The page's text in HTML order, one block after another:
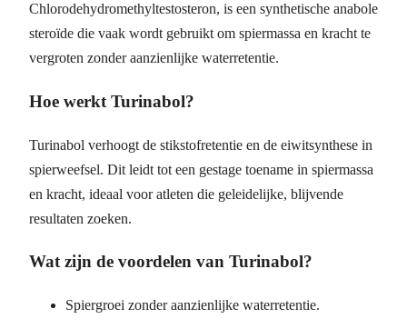
Chlorodehydromethyltestosteron, is een synthetische anabole
steroïde die vaak wordt gebruikt om spiermassa en kracht te
vergroten zonder aanzienlijke waterretentie.
Hoe werkt Turinabol?
Turinabol verhoogt de stikstofretentie en de eiwitsynthese in
spierweefsel. Dit leidt tot een gestage toename in spiermassa
en kracht, ideaal voor atleten die geleidelijke, blijvende
resultaten zoeken.
Wat zijn de voordelen van Turinabol?
Spiergroei zonder aanzienlijke waterretentie.